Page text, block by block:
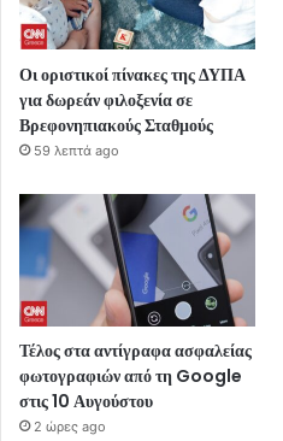
Οι οριστικοί πίνακες της ΔΥΠΑ
για δωρεάν φιλοξενία σε
Βρεφονηπιακούς Σταθμούς
59 λεπτά ago
Τέλος στα αντίγραφα ασφαλείας
φωτογραφιών από τη Google
στις 10 Αυγούστου
2 ώρες ago